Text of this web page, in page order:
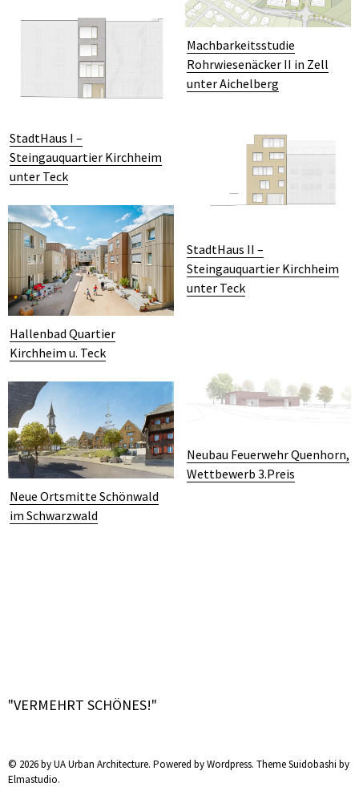
Machbarkeitsstudie
Rohrwiesenäcker II in Zell
unter Aichelberg
StadtHaus I –
Steingauquartier Kirchheim
unter Teck
StadtHaus II –
Steingauquartier Kirchheim
unter Teck
Hallenbad Quartier
Kirchheim u. Teck
Neubau Feuerwehr Quenhorn,
Wettbewerb 3.Preis
Neue Ortsmitte Schönwald
im Schwarzwald
"VERMEHRT SCHÖNES!"
© 2026 by UA Urban Architecture. Powered by Wordpress. Theme Suidobashi by
Elmastudio.